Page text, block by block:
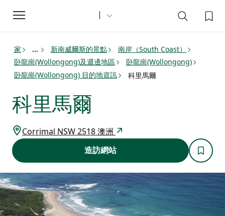
Toggle
navigation
家 ... 新南威爾斯的景點
南岸（South Coast）
卧龍崗(Wollongong)及週邊地區
卧龍崗(Wollongong)
卧龍崗(Wollongong) 目的地資訊
科里馬爾
科里馬爾
Corrimal NSW 2518 澳洲
造訪網站